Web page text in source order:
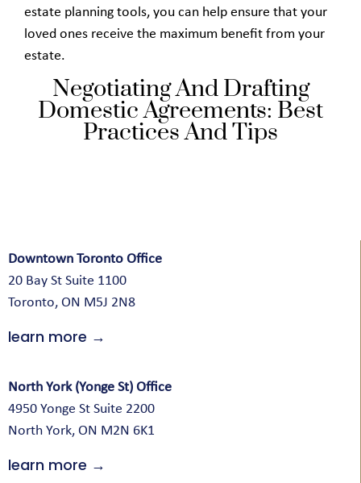
Negotiating And Drafting
Domestic Agreements: Best
Practices And Tips
estate planning tools, you can help ensure that your
loved ones receive the maximum benefit from your
estate.
Downtown Toronto Office
20 Bay St Suite 1100
Toronto, ON M5J 2N8
learn more →
North York (Yonge St) Office
4950 Yonge St Suite 2200
North York, ON M2N 6K1
learn more →